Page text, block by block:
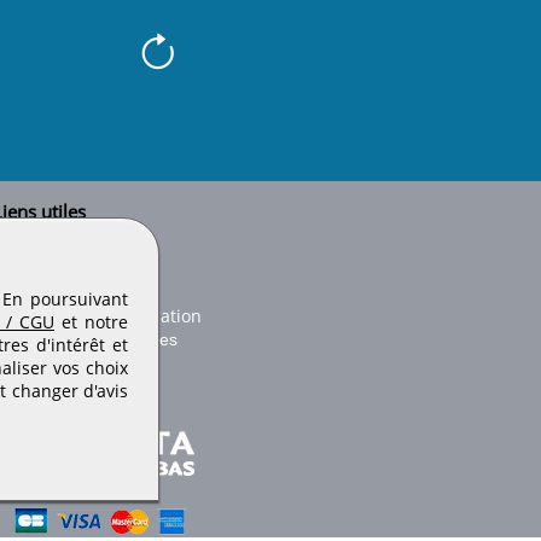
utiles
Conseils d'utilisation
de publication
des cookies
poursuivant
/ CGU et notre
d'intérêt et
vos choix
changer d'avis